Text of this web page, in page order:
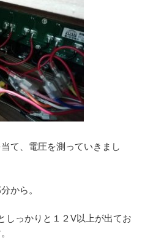
て、電圧を測っていきまし
から。
しっかりと１２V以上が出てお